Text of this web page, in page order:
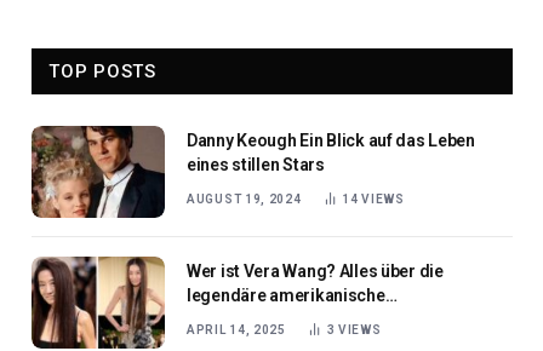
TOP POSTS
Danny Keough Ein Blick auf das Leben
eines stillen Stars
AUGUST 19, 2024 14VIEWS
Wer ist Vera Wang? Alles über die
legendäre amerikanische
Modedesignerin
APRIL 14, 2025 3 VIEWS